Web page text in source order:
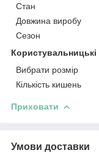
Стан
Довжина виробу
Сезон
Користувальницькі
Вибрати розмір
Кількість кишень
Приховати
Умови доставки